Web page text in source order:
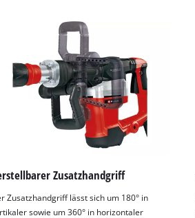
to the list of
Powered by
Management
Zusatzhandgriff
Zusatzhandgriff lässt sich um 180° in
sowie um 360° in horizontaler